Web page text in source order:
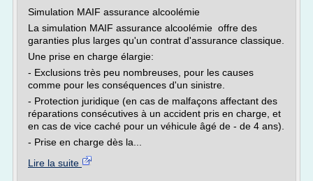
Simulation MAIF assurance alcoolémie
La simulation MAIF assurance alcoolémie offre des
garanties plus larges qu'un contrat d'assurance classique.
Une prise en charge élargie:
- Exclusions très peu nombreuses, pour les causes
comme pour les conséquences d'un sinistre.
- Protection juridique (en cas de malfaçons affectant des
réparations consécutives à un accident pris en charge, et
en cas de vice caché pour un véhicule âgé de - de 4 ans).
- Prise en charge dès la...
Lire la suite